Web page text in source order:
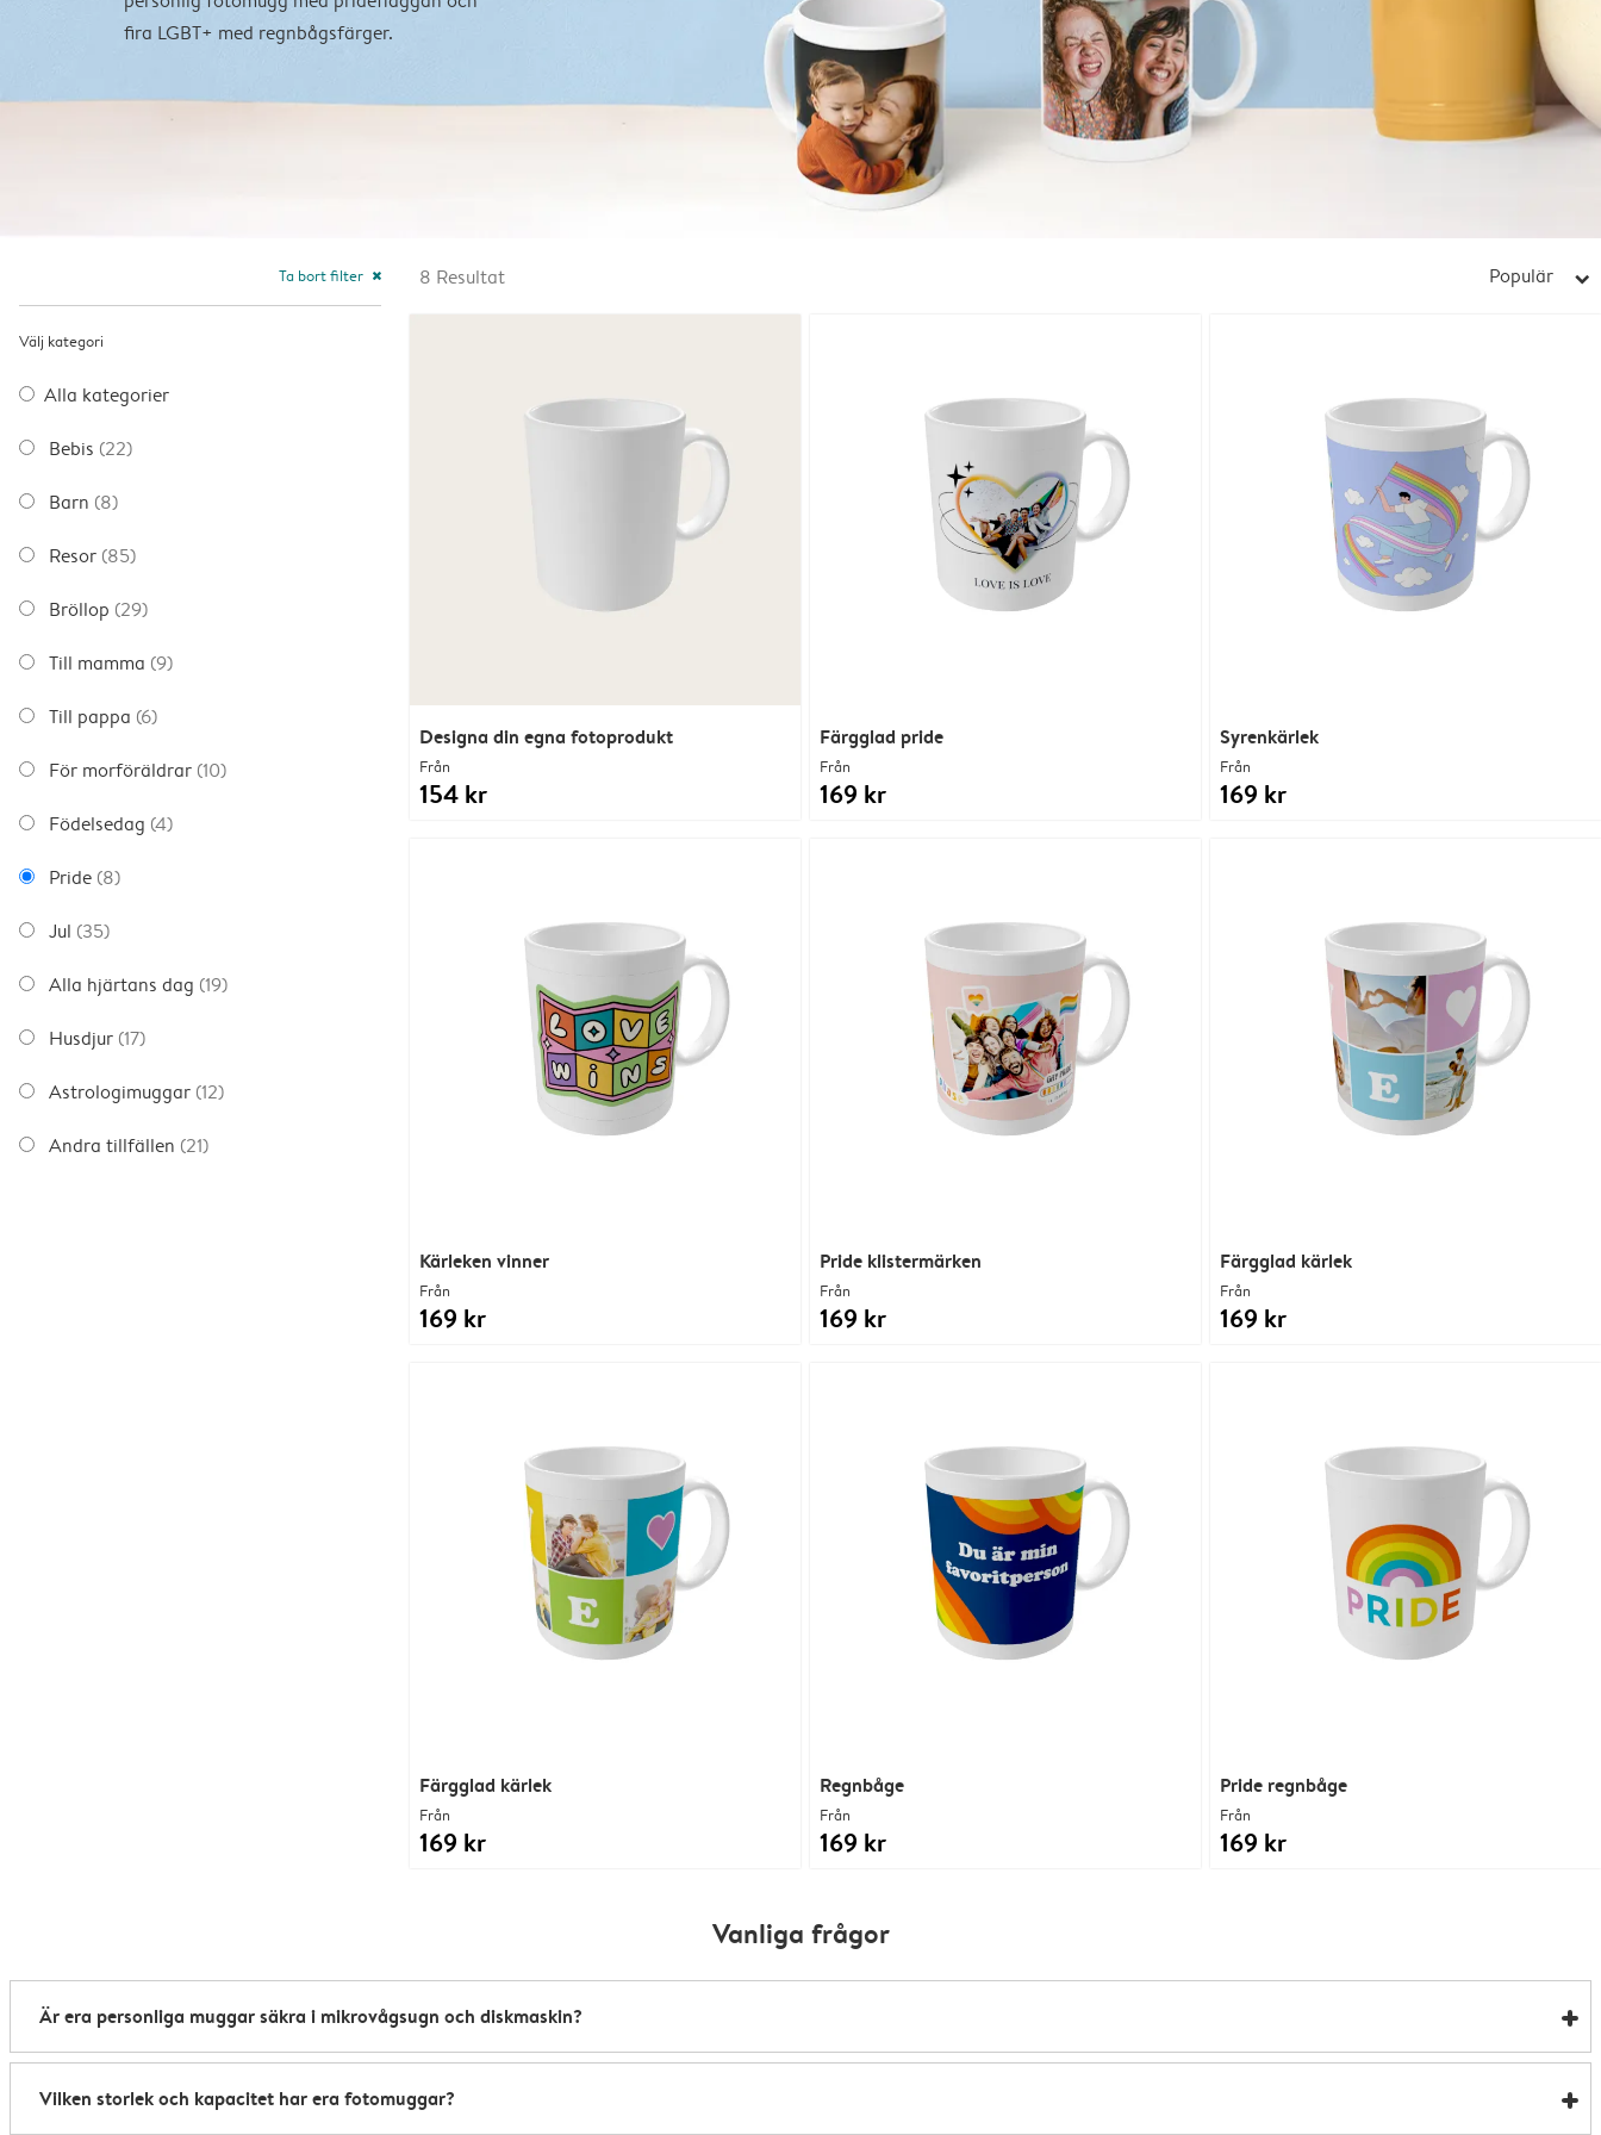
fira LGBT+ med regnbågsfärger.
Välj kategori
Ta bort filter close
Alla kategorier
Bebis (22)
Barn (8)
Resor (85)
Bröllop (29)
Till mamma (9)
Till pappa (6)
För morföräldrar (10)
Födelsedag (4)
Pride (8)
Jul (35)
Alla hjärtans dag (19)
Husdjur (17)
Astrologimuggar (12)
Andra tillfällen (21)
8 Resultat Populär arrow_right
Designa din egna fotoprodukt
Från
154 kr
Pride klistermärken
Från
169 kr
Syrenkärlek
Från
169 kr
Kärleken vinner
Från
169 kr
Färgglad pride
Från
169 kr
Pride regnbåge
Från
169 kr
Regnbåge
Från
169 kr
Färgglad kärlek
Från
169 kr
Färgglad kärlek
Från
169 kr
Vanliga frågor
Är era personliga muggar säkra i mikrovågsugn och diskmaskin?
Våra personanpassade muggar är både mikrovågsugns- och diskmaskinståliga. Enda undantaget är våra värmeskiftande muggar. De är mikrovågsugnssäkra, men måste handdiskas
för att behålla sin effekt.
Vilken storlek och kapacitet har era fotomuggar?